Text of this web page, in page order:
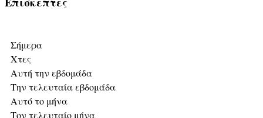
Σήμερα
Χτες
Αυτή την εβδομάδα
Την τελευταία εβδομάδα
Αυτό το μήνα
Τον τελευταίο μήνα